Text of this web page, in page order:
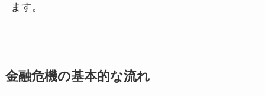
ます。
金融危機の基本的な流れ